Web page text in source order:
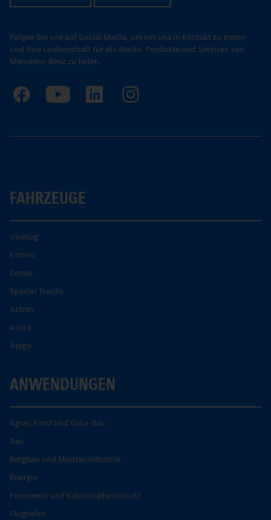
Folgen Sie uns auf Social Media, um mit uns in Kontakt zu treten
und Ihre Leidenschaft für die Marke, Produkte und Services von
Mercedes-Benz zu teilen.
FAHRZEUGE
Unimog
Econic
Zetros
Special Trucks
Actros
Arocs
Atego
ANWENDUNGEN
Agrar, Forst und GaLa-Bau
Bau
Bergbau und Montanindustrie
Energie
Feuerwehr und Katastrophenschutz
Flughafen